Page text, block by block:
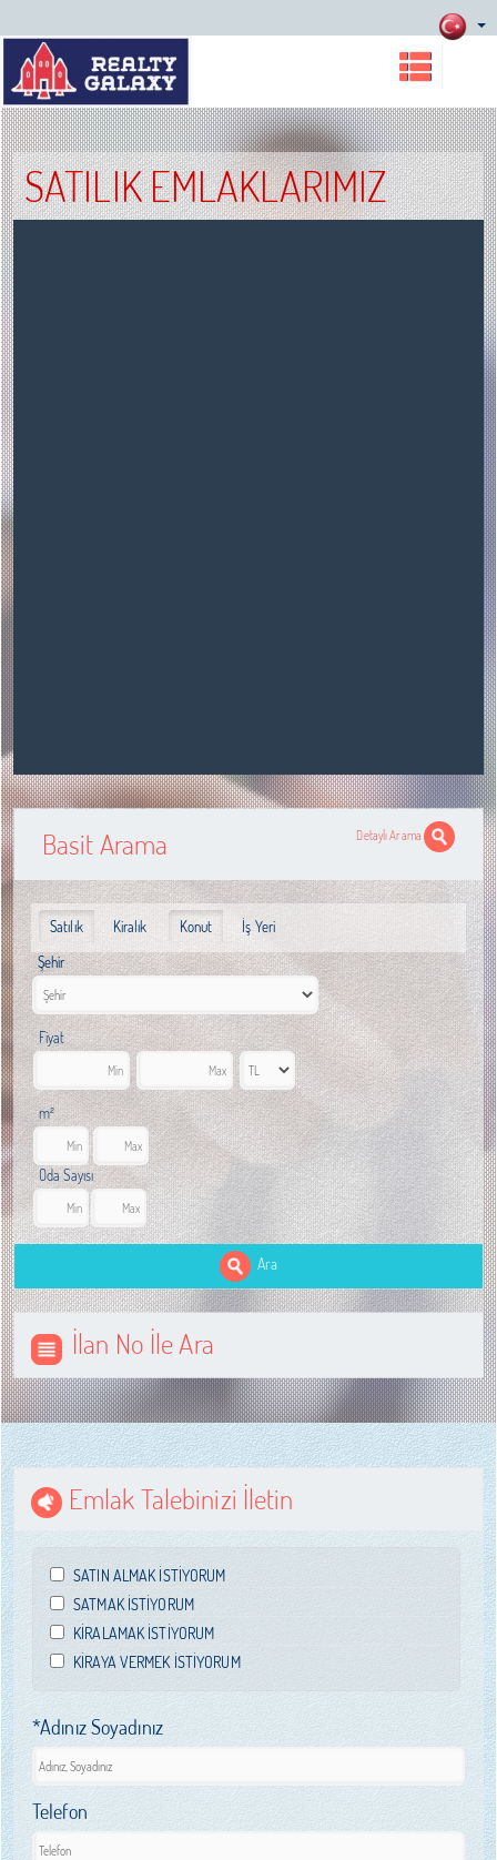
SATILIK EMLAKLARIMIZ
Basit Arama Detaylı Arama
Satılık Kiralık Konut
İş Yeri
Şehir
Fiyat
m²
Oda Sayısı
Ara
İlan No İle Ara
Emlak Talebinizi İletin
SATIN ALMAK İSTİYORUM
SATMAK İSTİYORUM
KİRALAMAK İSTİYORUM
KİRAYA VERMEK İSTİYORUM
*Adınız Soyadınız
Telefon